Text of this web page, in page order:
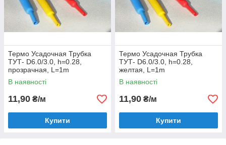
Термо Усадочная Трубка
ТУТ- D6.0/3.0, h=0.28,
прозрачная, L=1m
В наявності
11,90 ₴/м
Купити
Термо Усадочная Трубка
ТУТ- D6.0/3.0, h=0.28,
желтая, L=1m
В наявності
11,90 ₴/м
Купити